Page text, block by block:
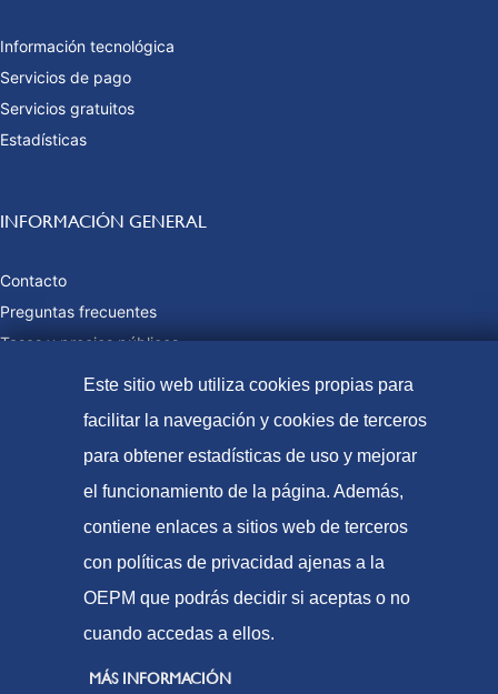
Información tecnológica
Servicios de pago
Servicios gratuitos
Estadísticas
INFORMACIÓN GENERAL
Contacto
Preguntas frecuentes
Tasas y precios públicos
Formas de pago
© Oficina Española de Patentes y Marcas, 2023
Accesibilidad
Aviso Legal
Este sitio web utiliza cookies propias para
facilitar la navegación y cookies de terceros
para obtener estadísticas de uso y mejorar
el funcionamiento de la página. Además,
contiene enlaces a sitios web de terceros
con políticas de privacidad ajenas a la
OEPM que podrás decidir si aceptas o no
cuando accedas a ellos.
MÁS INFORMACIÓN